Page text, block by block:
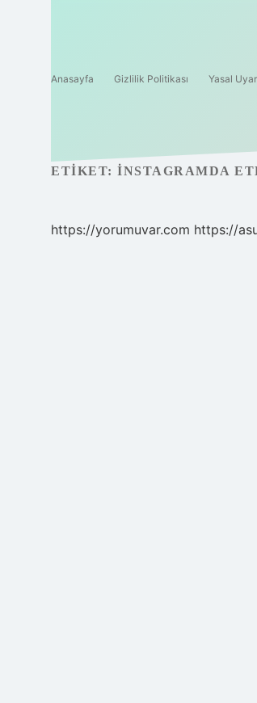
Anasayfa Gizlilik Politikası Yasal
ETIKET: İNSTAGRAMDA
https://yorumuvar.com https://